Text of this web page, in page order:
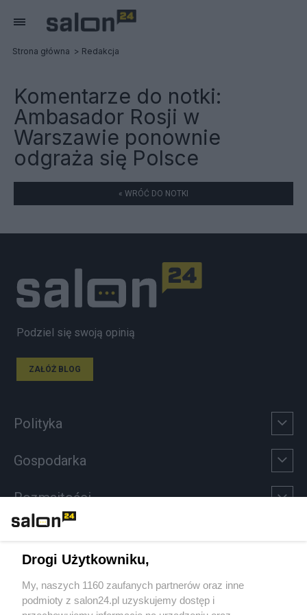
Strona główna Redakcja
Komentarze do notki:
Ambasador Rosji w
Warszawie ponownie
odgraża się Polsce
« WRÓĆ DO NOTKI
Podziel się swoją opinią
ZAŁÓŻ BLOG
Polityka
Gospodarka
Rozmaitości
Sport
Społeczeństwo
Drogi Użytkowniku,
My, naszych 1160 zaufanych partnerów oraz inne
podmioty z salon24.pl uzyskujemy dostęp i